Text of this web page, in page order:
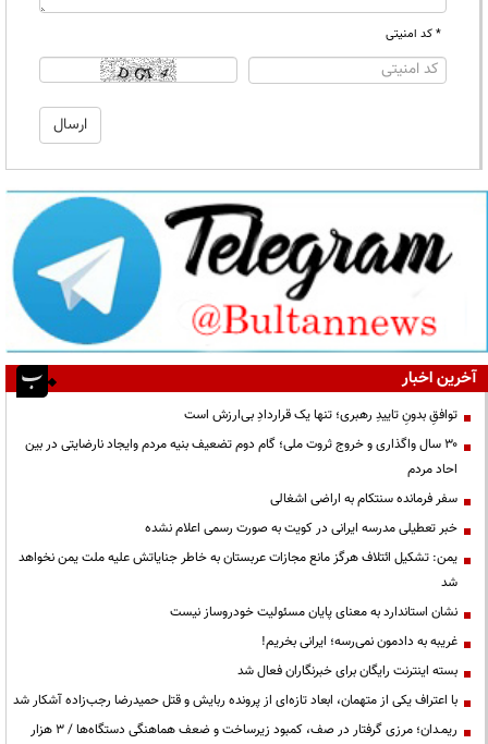
* کد امنیتی
آخرین اخبار
توافقِ بدونِ تاییدِ رهبری؛ تنها یک قراردادِ بی‌ارزش است
۳۰ سال واگذاری و خروج ثروت ملی؛ گام دوم تضعیف بنیه مردم وایجاد نارضایتی در بین
احاد مردم
سفر فرمانده سنتکام به اراضی اشغالی
خبر تعطیلی مدرسه ایرانی در کویت به صورت رسمی اعلام نشده
یمن: تشکیل ائتلاف هرگز مانع مجازات عربستان به خاطر جنایاتش علیه ملت یمن نخواهد
شد
نشان استاندارد به معنای پایان مسئولیت خودروساز نیست
غریبه به دادمون نمی‌رسه؛ ایرانی بخریم!
بسته اینترنت رایگان برای خبرنگاران فعال شد
با اعتراف یکی از متهمان، ابعاد تازه‌ای از پرونده ربایش و قتل حمیدرضا رجب‌زاده آشکار شد
ریمـدان؛ مرزی گرفتار در صف، کمبود زیرساخت و ضعف هماهنگی دستگاه‌ها / ۳ هزار